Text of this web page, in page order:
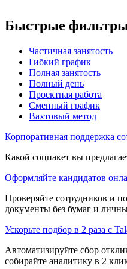
Быстрые фильтры
Частичная занятость
Гибкий график
Полная занятость
Полный день
Проектная работа
Сменный график
Вахтовый метод
Корпоративная поддержка
Какой соцпакет вы
Оформляйте кандидатов
Проверяйте сотрудников и
документы без бумаг и
Ускорьте подбор в 2 раза с
Автоматизируйте сбор
собирайте аналитику в 2